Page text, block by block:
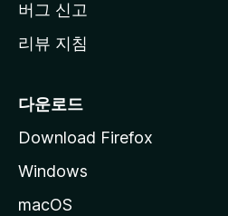
버그 신고
리뷰 지침
다운로드
Download Firefox
Windows
macOS